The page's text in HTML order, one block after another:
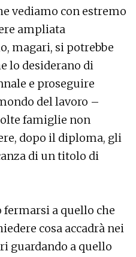
vediamo con estremo
ampliata
magari, si potrebbe
lo desiderano di
e proseguire
del lavoro –
famiglie non
dopo il diploma, gli
di un titolo di
a quello che
cosa accadrà nei
guardando a quello